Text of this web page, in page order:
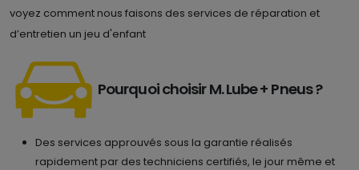
voyez comment nous faisons des services de réparation et
d’entretien un jeu d'enfant
Pourquoi choisir M. Lube + Pneus ?
Des services approuvés sous la garantie réalisés
rapidement par des techniciens certifiés, le jour même et